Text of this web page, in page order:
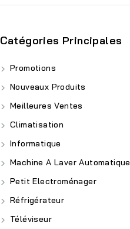
Catégories Principales
Promotions
Nouveaux Produits
Meilleures Ventes
Climatisation
Informatique
Machine A Laver Automatique
Petit Electroménager
Réfrigérateur
Téléviseur